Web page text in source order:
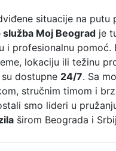
situacije na putu
služba Moj Beograd je
i profesionalnu pomoć.
lokaciju ili težinu
dostupne 24/7. Sa
stručnim timom i
smo lideri u
širom Beograda i